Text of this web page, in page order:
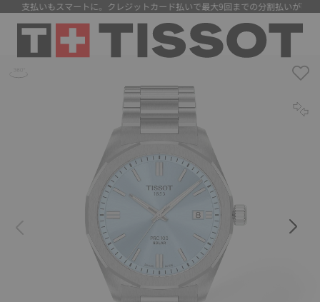
支払いもスマートに。クレジットカード払いで最大9回までの分割払いが可能に